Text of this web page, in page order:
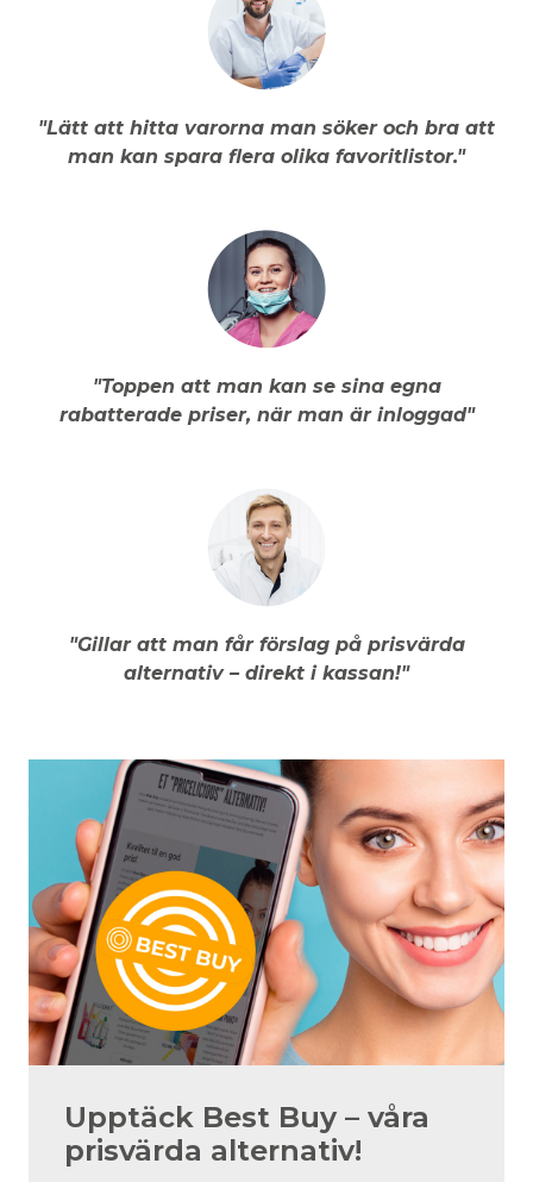
"Lätt att hitta varorna man söker och bra att
man kan spara flera olika favoritlistor."
"Toppen att man kan se sina egna
rabatterade priser, när man är inloggad"
"Gillar att man får förslag på prisvärda
alternativ – direkt i kassan!"
Upptäck Best Buy – våra
prisvärda alternativ!